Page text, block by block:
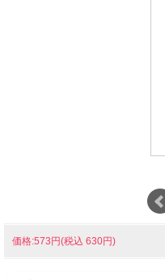
価格:573円(税込 630円)